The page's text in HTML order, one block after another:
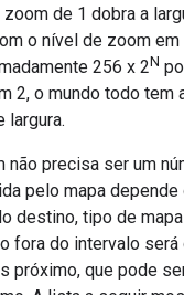
de 1 dobra a
o nível de zoom em
256 x 2N
2, o mundo todo tem
largura.
não precisa ser um
pelo mapa
destino, tipo de
fora do intervalo
próximo, que pode